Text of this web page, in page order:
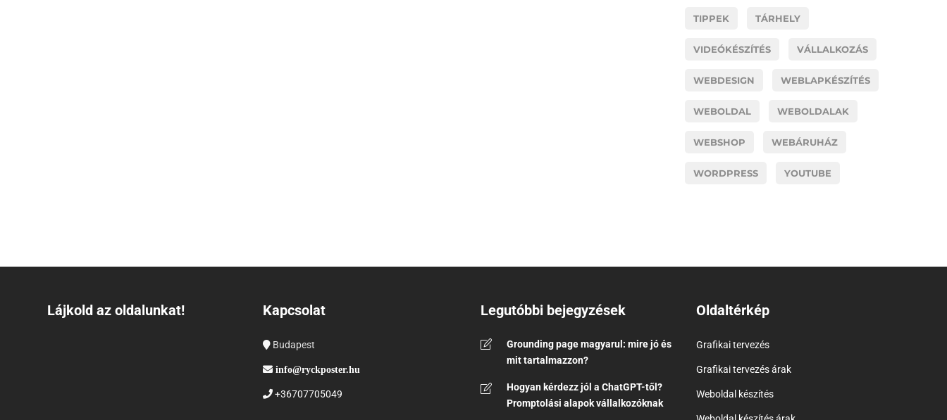
TIPPEK TÁRHELY
VIDEÓKÉSZÍTÉS VÁLLALKOZÁS
WEBDESIGN WEBLAPKÉSZÍTÉS
WEBOLDAL WEBOLDALAK
WEBSHOP WEBÁRUHÁZ
WORDPRESS YOUTUBE
Lájkold az oldalunkat! Kapcsolat
Budapest
info@ryckposter.hu
+36707705049
Legutóbbi bejegyzések
Grounding page magyarul: mire jó és
mit tartalmazzon?
Hogyan kérdezz jól a ChatGPT-től?
Promptolási alapok vállalkozóknak
Oldaltérkép
Grafikai tervezés
Grafikai tervezés árak
Weboldal készítés